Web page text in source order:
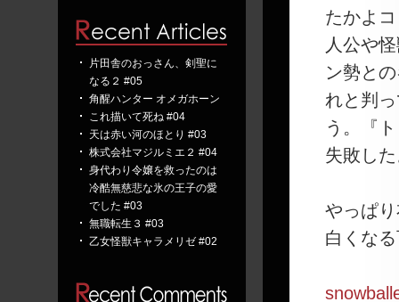
片田舎のおっさん、剣聖に
なる２ #05
角醒ハンター オメガホーン
これ描いて死ね #04
天は赤い河のほとり #03
株式会社マジルミエ２ #04
身代わり令嬢を救ったのは
冷酷無慈悲な氷の王子の愛
でした #03
無職転生３ #03
乙女怪獣キャラメリゼ #02
たかよ
人公や
ン勢と
れと判
う。『
失敗し
やっぱ
白くな